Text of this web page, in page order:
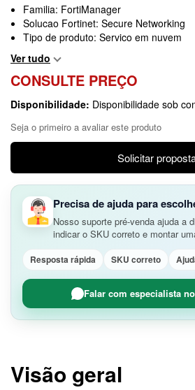
Familia: FortiManager
Solucao Fortinet: Secure Networking
Tipo de produto: Servico em nuvem
Ver tudo
CONSULTE PREÇO
Disponibilidade: Disponibilidade sob
Seja o primeiro a avaliar este produto
Solicitar
Precisa de ajuda para
Nosso suporte pré-venda ajuda a
indicar o SKU correto e montar
Resposta rápida SKU correto
Falar com especialista
Visão geral